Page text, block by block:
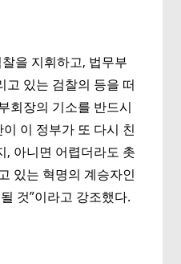
을 지휘하고, 법무부
고 있는 검찰의 등을 떠
회장의 기소를 반드시
이 정부가 또 다시 친
, 아니면 어렵더라도 촛
있는 혁명의 계승자인
것”이라고 강조했다.